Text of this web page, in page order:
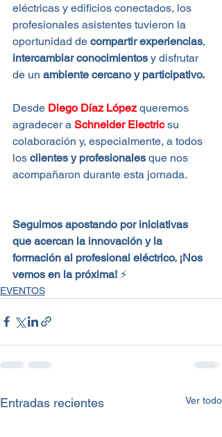
eléctricas y edificios conectados, los
profesionales asistentes tuvieron la
oportunidad de compartir experiencias,
intercambiar conocimientos y disfrutar
de un ambiente cercano y participativo.
Desde Diego Díaz López queremos
agradecer a Schneider Electric su
colaboración y, especialmente, a todos
los clientes y profesionales que nos
acompañaron durante esta jornada.
Seguimos apostando por iniciativas
que acercan la innovación y la
formación al profesional eléctrico. ¡Nos
vemos en la próxima! ⚡
EVENTOS
Entradas recientes Ver todo